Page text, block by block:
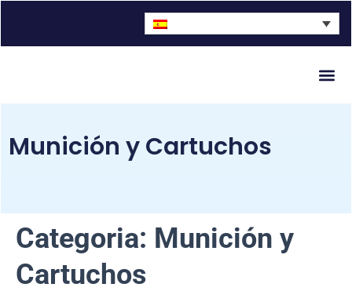
Munición y Cartuchos
Categoria: Munición y
Cartuchos